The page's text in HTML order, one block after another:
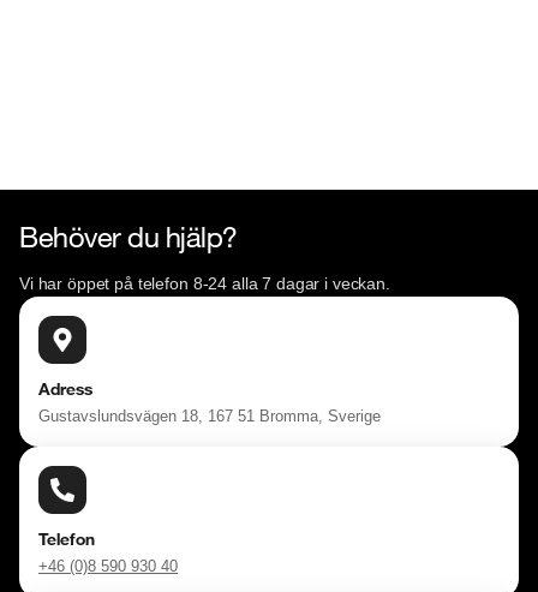
Behöver du hjälp?
Vi har öppet på telefon 8-24 alla 7 dagar i veckan.
Adress
Gustavslundsvägen 18, 167 51 Bromma, Sverige
Telefon
+46 (0)8 590 930 40